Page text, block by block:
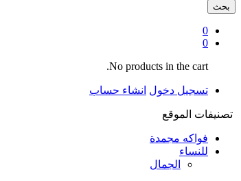
بحث
0
0
No products in the cart.
تسجيل دخول انشاء حساب
تصنيفات الموقع
فواكه مجمدة
للنساء
الجمال